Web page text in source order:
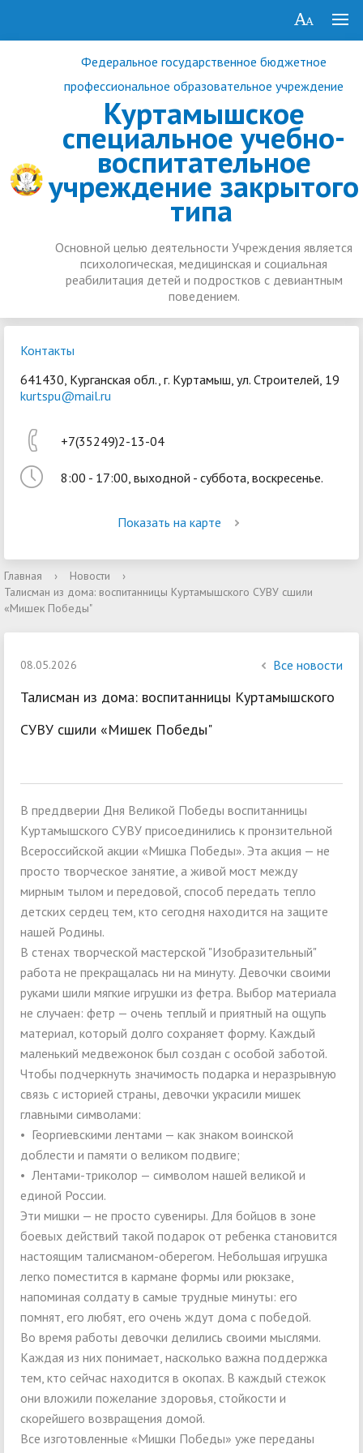
Федеральное государственное бюджетное
профессиональное образовательное учреждение
Куртамышское
специальное учебно-
воспитательное
учреждение закрытого
типа
Основной целью деятельности Учреждения является
психологическая, медицинская и социальная
реабилитация детей и подростков с девиантным
поведением.
Войти
Контакты
641430, Курганская обл., г. Куртамыш, ул. Строителей, 19
kurtspu@mail.ru
+7(35249)2-13-04
8:00 - 17:00, выходной - суббота, воскресенье.
Показать на карте
Главная › Новости
›
Талисман из дома: воспитанницы Куртамышского СУВУ сшили
«Мишек Победы"
08.05.2026 Все новости
Талисман из дома: воспитанницы Куртамышского
СУВУ сшили «Мишек Победы"
В преддверии Дня Великой Победы воспитанницы
Куртамышского СУВУ присоединились к пронзительной
Всероссийской акции «Мишка Победы». Эта акция — не
просто творческое занятие, а живой мост между
мирным тылом и передовой, способ передать тепло
детских сердец тем, кто сегодня находится на защите
нашей Родины.
В стенах творческой мастерской "Изобразительный"
работа не прекращалась ни на минуту. Девочки своими
руками шили мягкие игрушки из фетра. Выбор материала
не случаен: фетр — очень теплый и приятный на ощупь
материал, который долго сохраняет форму. Каждый
маленький медвежонок был создан с особой заботой.
Чтобы подчеркнуть значимость подарка и неразрывную
связь с историей страны, девочки украсили мишек
главными символами:
• Георгиевскими лентами — как знаком воинской
доблести и памяти о великом подвиге;
• Лентами-триколор — символом нашей великой и
единой России.
Эти мишки — не просто сувениры. Для бойцов в зоне
боевых действий такой подарок от ребенка становится
настоящим талисманом-оберегом. Небольшая игрушка
легко поместится в кармане формы или рюкзаке,
напоминая солдату в самые трудные минуты: его
помнят, его любят, его очень ждут дома с победой.
Во время работы девочки делились своими мыслями.
Каждая из них понимает, насколько важна поддержка
тем, кто сейчас находится в окопах. В каждый стежок
они вложили пожелание здоровья, стойкости и
скорейшего возвращения домой.
Все изготовленные «Мишки Победы» уже переданы